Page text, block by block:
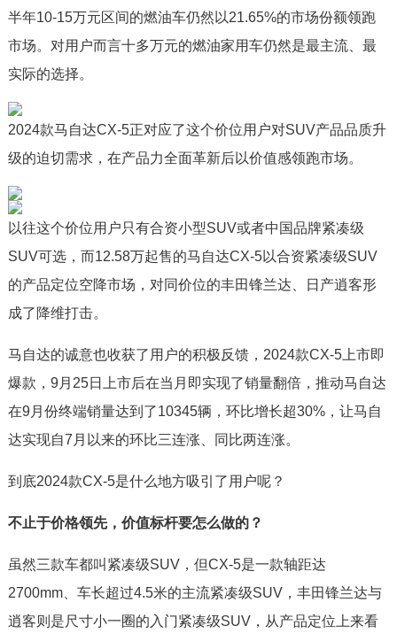
半年10-15万元区间的燃油车仍然以21.65%的市场份额领跑
市场。对用户而言十多万元的燃油家用车仍然是最主流、最
实际的选择。
2024款马自达CX-5正对应了这个价位用户对SUV产品品质升
级的迫切需求，在产品力全面革新后以价值感领跑市场。
以往这个价位用户只有合资小型SUV或者中国品牌紧凑级
SUV可选，而12.58万起售的马自达CX-5以合资紧凑级SUV
的产品定位空降市场，对同价位的丰田锋兰达、日产逍客形
成了降维打击。
马自达的诚意也收获了用户的积极反馈，2024款CX-5上市即
爆款，9月25日上市后在当月即实现了销量翻倍，推动马自达
在9月份终端销量达到了10345辆，环比增长超30%，让马自
达实现自7月以来的环比三连涨、同比两连涨。
到底2024款CX-5是什么地方吸引了用户呢？
不止于价格领先，价值标杆要怎么做的？
虽然三款车都叫紧凑级SUV，但CX-5是一款轴距达
2700mm、车长超过4.5米的主流紧凑级SUV，丰田锋兰达与
逍客则是尺寸小一圈的入门紧凑级SUV，从产品定位上来看